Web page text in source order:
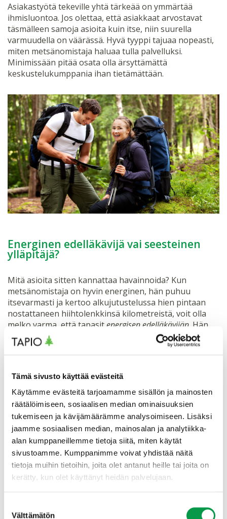
Tämä sivusto käyttää evästeitä
Käytämme evästeitä tarjoamamme sisällön ja mainosten
räätälöimiseen, sosiaalisen median ominaisuuksien
tukemiseen ja kävijämäärämme analysoimiseen. Lisäksi
jaamme sosiaalisen median, mainosalan ja analytiikka-
alan kumppaneillemme tietoja siitä, miten käytät
sivustoamme. Kumppanimme voivat yhdistää näitä
tietoja muihin tietoihin, joita olet antanut heille tai joita on
kerätty, kun olet käyttänyt heidän palvelujaan.
valinta
Välttämätön
Asiakastyötä tekeville yhtä tärkeää on ymmärtää
ihmisluontoa. Jos olettaa, että asiakkaat arvostavat
täsmälleen samoja asioita kuin itse, niin suurella
varmuudella on väärässä. Hyvä tyyppi tajuaa nopeasti,
miten metsänomistaja haluaa tulla palvelluksi.
Minimissään pitää osata olla ärsyttämättä
keskustelukumppania ihan tietämättään.
Energinen edelläkävijä vai seesteinen
ylläpitäjä?
Mitä asioita sitten kannattaa havainnoida? Kun
metsänomistaja on hyvin energinen, hän puhuu
itsevarmasti ja kertoo alkujutustelussa hien pintaan
nostattaneen hiihtolenkkinsä kilometreistä, voit olla
melko varma, että tapasitenergisen edelläkävijän . Hän
haluaa todennäköisimmin selkeitä ja napakoita
vastauksia metsällisiin kysymyksiinsä. Hän ehkä
ärsyyntyisi, jos sinä aloitteellisesti lähtisit
metsällisestä arvomaailmastaan. Jos taas kohtaat
seesteisen ylläpitäjän, joka kuvailee ulkoilua hyvän
mielen ja kauniin maiseman kautta, on varminta
keskustella arvoista, jotta hän kokee, että välität
ensisijaisesti hänestä ja hänelle sopivasta metsästä.
Hän saattaa ajatella esimerkiksi, että metsästä saatavat
tulot ovat bonus sen jälkeen, kun metsäluonnosta ja
maisemasta on huolehdittu ensin.
Maisemasta ja kylän parhaasta sienimetsästä puhuva
on sujuva arki. Hän ei jaksa pitkään arvokeskustelua,